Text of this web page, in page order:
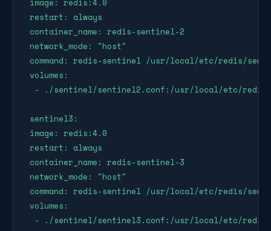
restart: always
container_name: redis-sentinel-2
network_mode: "host"
command: redis-sentinel /usr/local/etc/redis/
volumes:
- ./sentinel/sentinel2.conf:/usr/local/etc/
sentinel3:
image: redis:4.0
restart: always
container_name: redis-sentinel-3
network_mode: "host"
command: redis-sentinel /usr/local/etc/redis/
volumes:
- ./sentinel/sentinel3.conf:/usr/local/etc/